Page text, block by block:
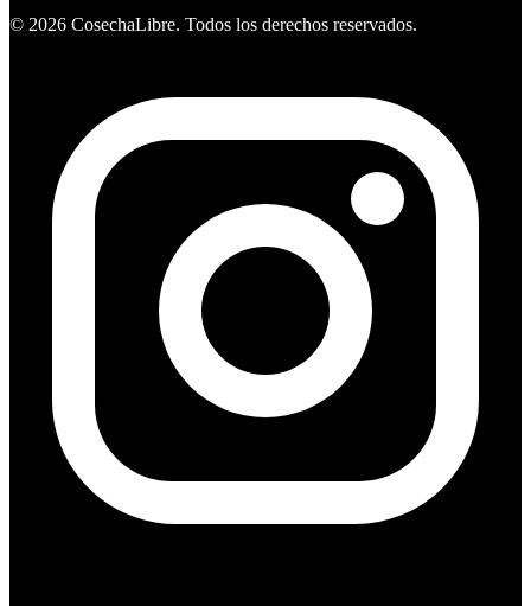
© 2026 CosechaLibre. Todos los derechos reservados.